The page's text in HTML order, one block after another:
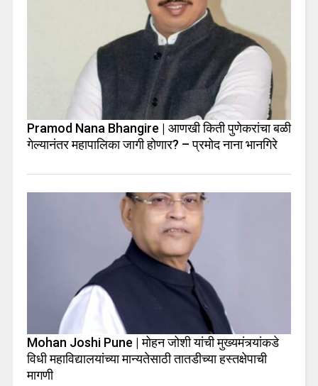
Pramod Nana Bhangire | आणखी किती पुणेकरांचा बळी
गेल्यानंतर महापालिका जागी होणार? – प्रमोद नाना भानगिरे
Mohan Joshi Pune | मोहन जोशी यांची मुख्यमंत्र्यांकडे
विधी महाविद्यालयांच्या मान्यतेसाठी तातडीच्या हस्तक्षेपाची
मागणी